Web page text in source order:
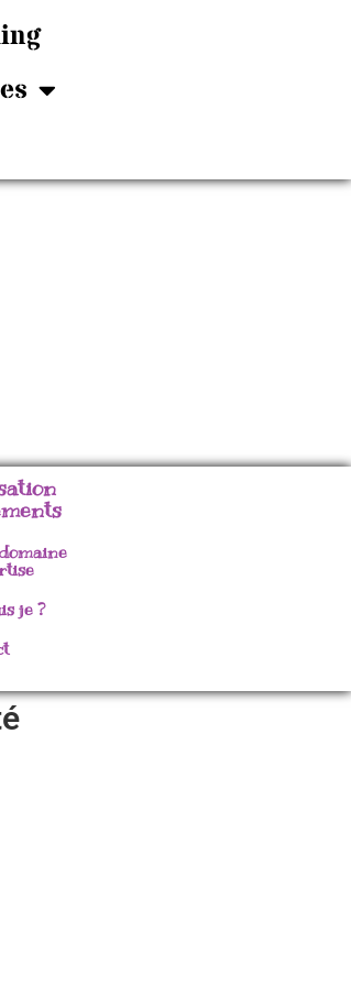
je ?